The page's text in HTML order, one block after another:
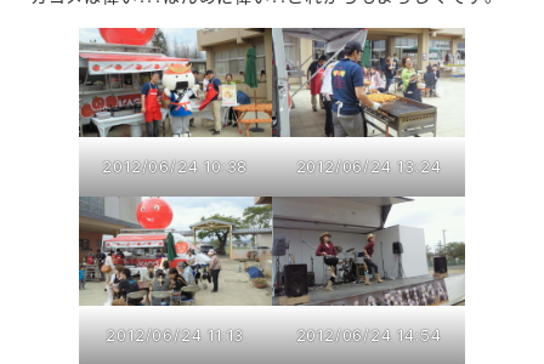
2012/06/24 10:38 2012/06/24 13:24
2012/06/24 11:13 2012/06/24 14:54